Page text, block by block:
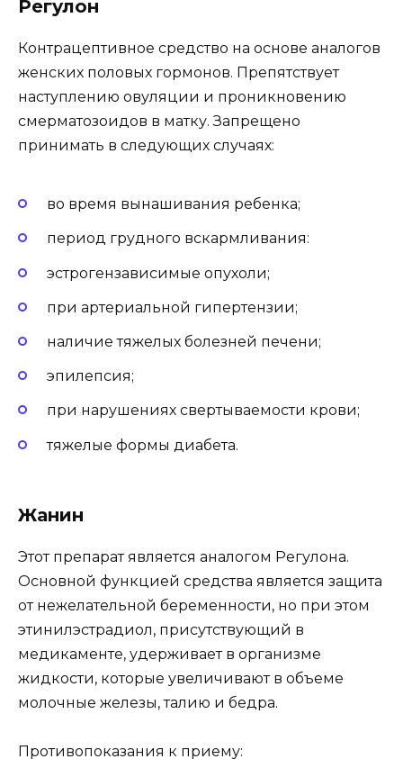
Регулон
Контрацептивное средство на основе аналогов
женских половых гормонов. Препятствует
наступлению овуляции и проникновению
смерматозоидов в матку. Запрещено
принимать в следующих случаях:
во время вынашивания ребенка;
период грудного вскармливания:
эстрогензависимые опухоли;
при артериальной гипертензии;
наличие тяжелых болезней печени;
эпилепсия;
при нарушениях свертываемости крови;
тяжелые формы диабета.
Жанин
Этот препарат является аналогом Регулона.
Основной функцией средства является защита
от нежелательной беременности, но при этом
этинилэстрадиол, присутствующий в
медикаменте, удерживает в организме
жидкости, которые увеличивают в объеме
молочные железы, талию и бедра.
Противопоказания к приему: